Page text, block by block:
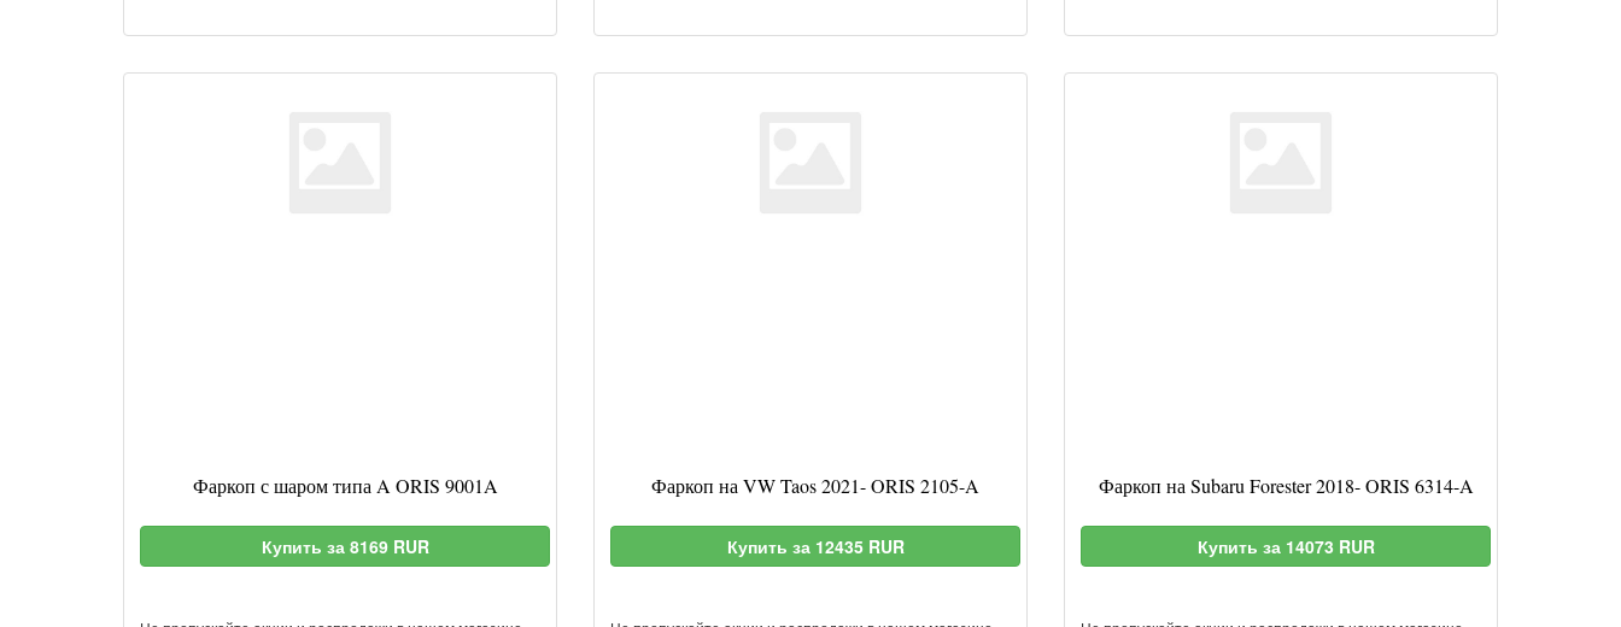
Фаркоп с шаром типа A ORIS 9001A
Купить за 8169 RUR
Фаркоп на VW Taos 2021- ORIS 2105-A
Купить за 12435 RUR
Фаркоп на Subaru Forester 2018- ORIS 6314-A
Купить за 14073 RUR